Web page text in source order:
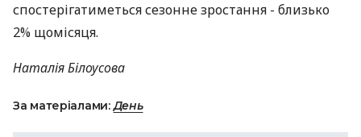
спостерігатиметься сезонне зростання - близько
2% щомісяця.
Наталія Білоусова
За матеріалами:День